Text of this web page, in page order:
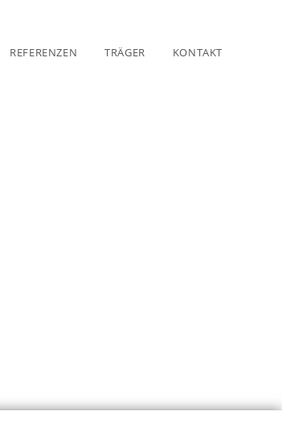
REFERENZEN TRÄGER KONTAKT